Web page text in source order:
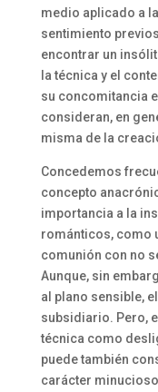
medio aplicado a
sentimiento
encontrar un
la técnica y el
su concomitancia
consideran, en
misma de la
Concedemos
concepto
importancia a la
románticos, como
comunión con no
Aunque, sin
al plano sensible,
subsidiario. Pero,
técnica como
puede también
carácter